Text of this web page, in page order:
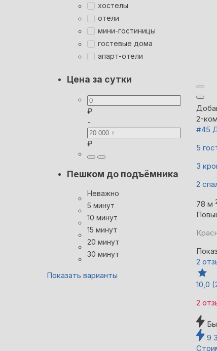
хостелы
отели
мини-гостиницы
гостевые дома
апарт-отели
Цена за сутки
₽
-
₽
Пешком до подъёмника
Неважно
5 минут
10 минут
15 минут
20 минут
30 минут
Показать варианты
2-
#45
5
3
2
78 м
2
10,0
2
9